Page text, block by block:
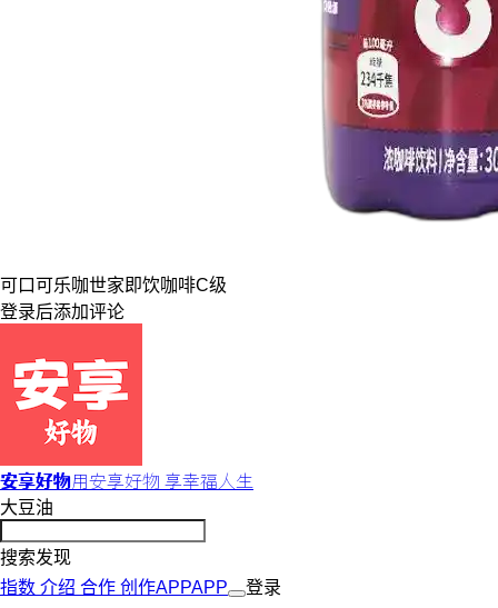
可口可乐咖世家 即饮咖啡C级
登录后添加评论
安享好物用安享好物 享幸福人生
大豆油
搜索发现
指数 介绍 合作 创作APPAPP
登录